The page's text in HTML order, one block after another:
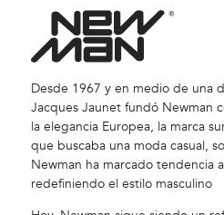
Desde 1967 y en medio de una
Jacques Jaunet fundó Newman
la elegancia Europea, la marca
que buscaba una moda casual,
Newman ha marcado tendencia
redefiniendo el estilo masculino